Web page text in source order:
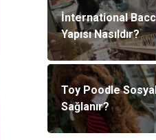
İnternational
Yapısı Nasıldır?
Toy Poodle
Sağlanır?